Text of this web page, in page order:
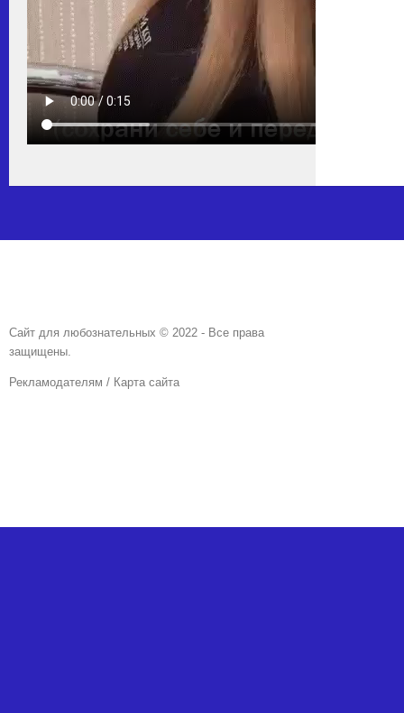
Сайт для любознательных © 2022 - Все права
защищены.
Рекламодателям / Карта сайта